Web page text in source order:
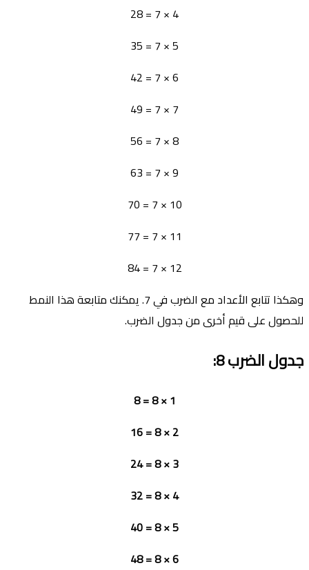
4 × 7 = 28
8 × 7 = 56
10 × 7 = 70
11 × 7 = 77
12 × 7 = 84
وهكذا تتابع الأعداد مع الضرب في 7. يمكنك متابعة هذا النمط
للحصول على قيم أخرى من جدول الضرب.
جدول الضرب8:
2 × 8 = 16
3 × 8 = 24
4 × 8 = 32
5 × 8 = 40
6 × 8 = 48